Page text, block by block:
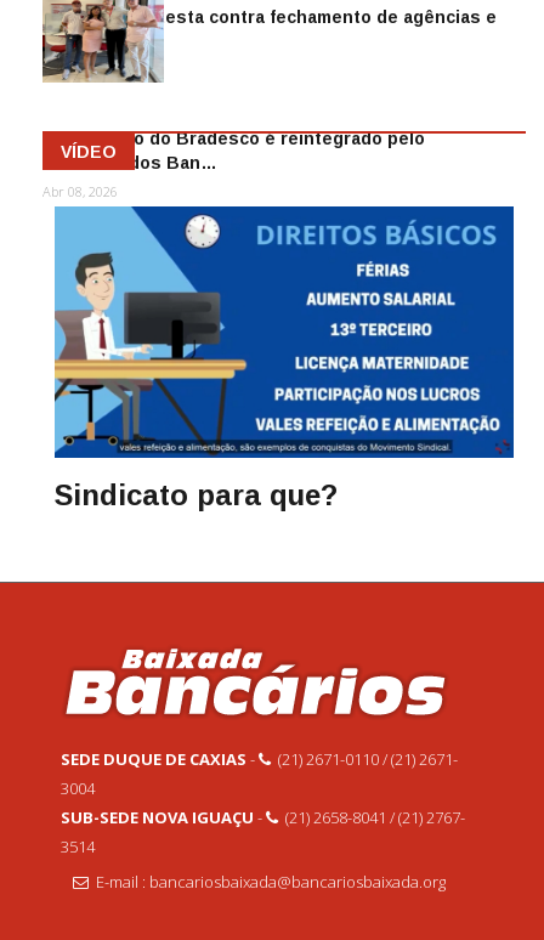
Sindicato protesta contra fechamento de agências e
as demiss…
Mai 13, 2026
Funcionário do Bradesco é reintegrado pelo
Sindicato dos Ban…
Abr 08, 2026
VÍDEO
Sindicato para que?
SEDE DUQUE DE CAXIAS -
(21) 2671-0110 / (21) 2671-
3004
SUB-SEDE NOVA IGUAÇU -
(21) 2658-8041 / (21) 2767-
3514
E-mail : bancariosbaixada@bancariosbaixada.org